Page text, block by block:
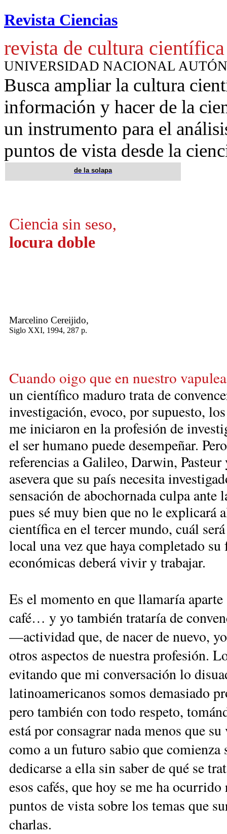
Revista Ciencias
revista de cultura científica
UNIVERSIDAD NACIONAL
Busca ampliar la cultura
información y hacer de la
un instrumento para el
puntos de vista desde la
de la solapa
Ciencia sin seso,
locura doble
Marcelino Cereijido,
Siglo XXI, 1994, 287 p.
Cuando oigo que en nuestro
un científico maduro trata de
investigación, evoco, por supuesto,
me iniciaron en la profesión de
el ser humano puede desempeñar.
referencias a Galileo, Darwin,
asevera que su país necesita
sensación de abochornada culpa
pues sé muy bien que no le explicará
científica en el tercer mundo, cuál
local una vez que haya completado
económicas deberá vivir y trabajar.
Es el momento en que llamaría
café… y yo también trataría de
—actividad que, de nacer de nuevo,
otros aspectos de nuestra profesión.
evitando que mi conversación lo
latinoamericanos somos demasiado
pero también con todo respeto,
está por consagrar nada menos que
como a un futuro sabio que
dedicarse a ella sin saber de qué se
esos cafés, que hoy se me ha
puntos de vista sobre los temas que
charlas.